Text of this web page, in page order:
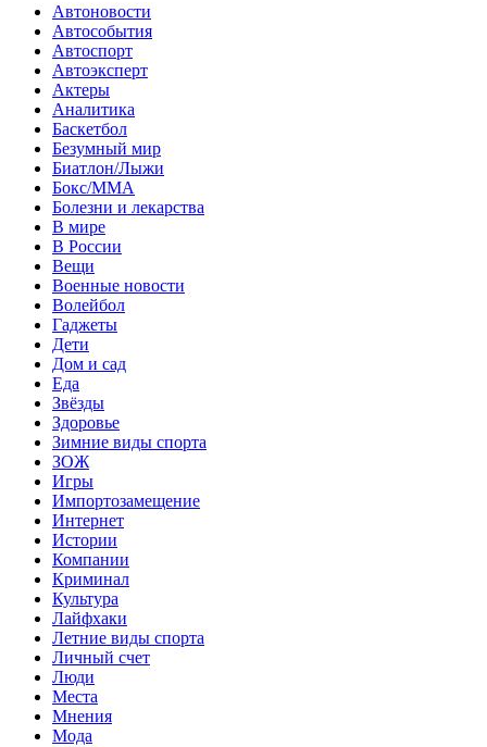
Автоновости
Автособытия
Автоспорт
Автоэксперт
Актеры
Аналитика
Баскетбол
Безумный мир
Биатлон/Лыжи
Бокс/MMA
Болезни и лекарства
В мире
В России
Вещи
Военные новости
Волейбол
Гаджеты
Дети
Дом и сад
Еда
Звёзды
Здоровье
Зимние виды спорта
ЗОЖ
Игры
Импортозамещение
Интернет
Истории
Компании
Криминал
Культура
Лайфхаки
Летние виды спорта
Личный счет
Люди
Места
Мнения
Мода